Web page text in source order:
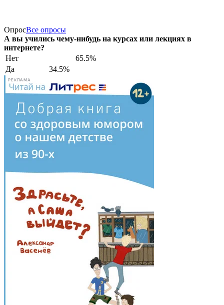
ОпросВсе опросы
А вы учились чему-нибудь на курсах или лекциях в
интернете?
Нет
65.5%
Да
34.5%
РЕКЛАМА